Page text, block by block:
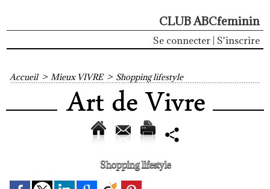
CLUB ABCfeminin
Se connecter S'inscrire
Accueil > Mieux VIVRE > Shopping lifestyle
Shopping lifestyle